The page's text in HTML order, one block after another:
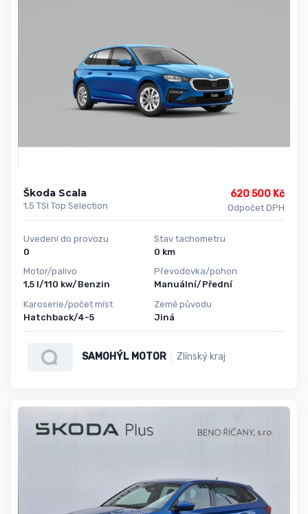
Škoda Scala
1,5 TSI Top Selection
620 500 Kč
Odpočet DPH
Uvedení do provozu
0
Motor/palivo
1,5 l/110 kw/Benzin
Karoserie/počet míst
Hatchback/4-5
Stav tachometru
0 km
Převodovka/pohon
Manuální/Přední
Země původu
Jiná
SAMOHÝL MOTOR Zlínský kraj